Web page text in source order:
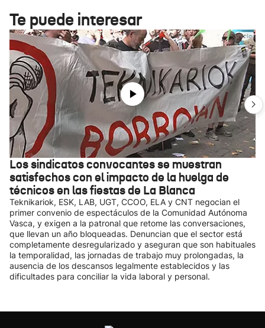
Te puede interesar
Los sindicatos convocantes se muestran
satisfechos con el impacto de la huelga de
técnicos en las fiestas de La Blanca
Teknikariok, ESK, LAB, UGT, CCOO, ELA y CNT negocian el
primer convenio de espectáculos de la Comunidad Autónoma
Vasca, y exigen a la patronal que retome las conversaciones,
que llevan un año bloqueadas. Denuncian que el sector está
completamente desregularizado y aseguran que son habituales
la temporalidad, las jornadas de trabajo muy prolongadas, la
ausencia de los descansos legalmente establecidos y las
dificultades para conciliar la vida laboral y personal.